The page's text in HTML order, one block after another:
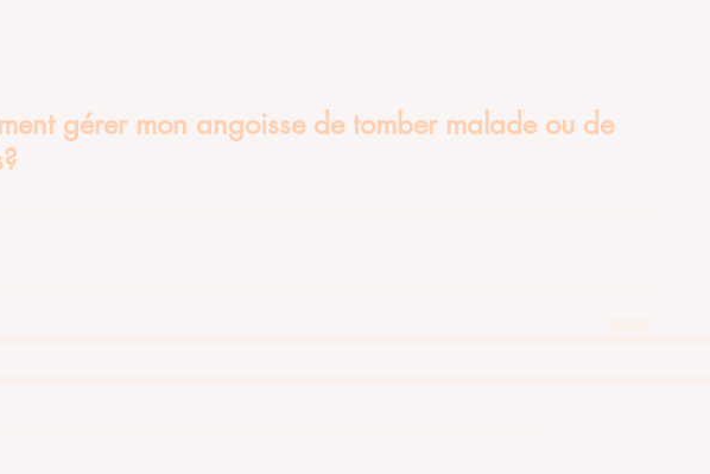
gérer mon angoisse de tomber malade ou de